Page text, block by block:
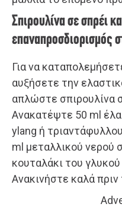
Σπιρουλίνα σε σπρέι
επαναπροσδιορισμός
Για να
αυξήσετε την
απλώστε σπιρουλίνα
Ανακατέψτε 50 ml
ylang ή
ml μεταλλικού νερού
κουταλάκι του
Ανακινήστε καλά